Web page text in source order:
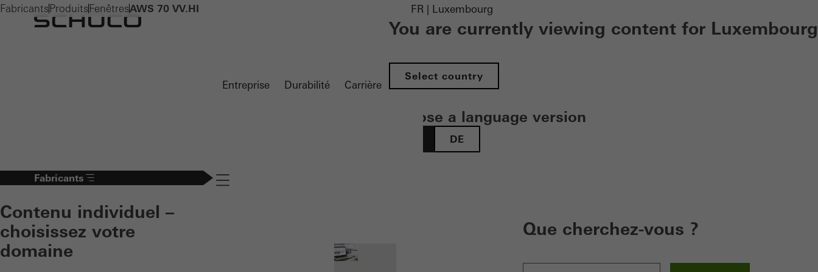
Entreprise Durabilité Carrière
FR | Luxembourg
You are currently viewing content for Luxembourg
Select country
Choose a language version
DE
Fabricants
Contenu individuel –
choisissez votre
domaine
Navigation öffnen
Que cherchez-vous ?
Fabricants Produits FenêtresAWS 70 VV.HI